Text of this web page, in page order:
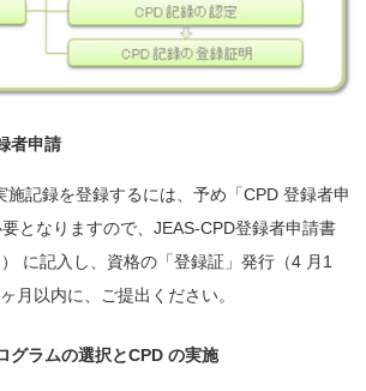
者申請
施記録を登録するには、予め「CPD 登録者申
となりますので、JEAS-CPD登録者申請書
） に記入し、資格の「登録証」発行（4 月1
月以内に、ご提出ください。
グラムの選択とCPD の実施